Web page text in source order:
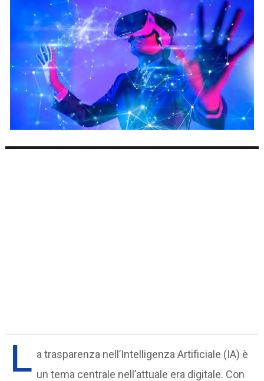
L a trasparenza nell’Intelligenza Artificiale (IA) è
un tema centrale nell’attuale era digitale. Con